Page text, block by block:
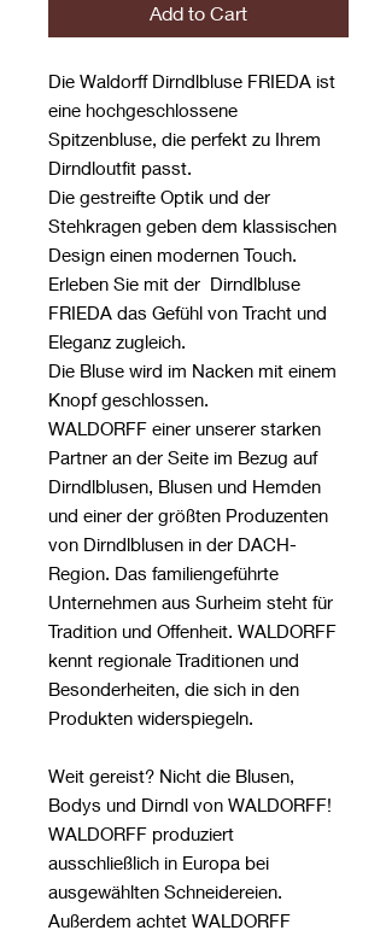
Add to Cart
Die Waldorff Dirndlbluse FRIEDA ist
eine hochgeschlossene
Spitzenbluse, die perfekt zu Ihrem
Dirndloutfit passt.
Die gestreifte Optik und der
Stehkragen geben dem klassischen
Design einen modernen Touch.
Erleben Sie mit der Dirndlbluse
FRIEDA das Gefühl von Tracht und
Eleganz zugleich.
Die Bluse wird im Nacken mit einem
Knopf geschlossen.
WALDORFF einer unserer starken
Partner an der Seite im Bezug auf
Dirndlblusen, Blusen und Hemden
und einer der größten Produzenten
von Dirndlblusen in der DACH-
Region. Das familiengeführte
Unternehmen aus Surheim steht für
Tradition und Offenheit. WALDORFF
kennt regionale Traditionen und
Besonderheiten, die sich in den
Produkten widerspiegeln.
Weit gereist? Nicht die Blusen,
Bodys und Dirndl von WALDORFF!
WALDORFF produziert
ausschließlich in Europa bei
ausgewählten Schneidereien.
Außerdem achtet WALDORFF